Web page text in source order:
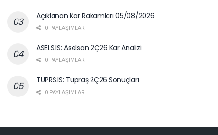
Açıklanan Kar Rakamları 05/08/2026
0 PAYLAŞIMLAR
ASELS.IS: Aselsan 2Ç26 Kar Analizi
0 PAYLAŞIMLAR
TUPRS.IS: Tüpraş 2Ç26 Sonuçları
0 PAYLAŞIMLAR